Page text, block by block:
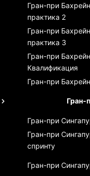
Гран-при
практика 2
Гран-при
практика 3
Гран-при
Квалификация
Гран-при
Гран-
Гран-при
Гран-при
спринту
Гран-при